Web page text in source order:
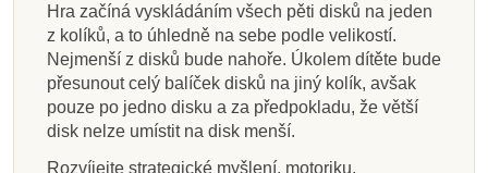
Goki Mikádo v
dřevěné krabičce, 28
cm
177 Kč197 Kč
PlanToys Pexeso -
Zvířátka
Goki Hra s mozaikou
869 Kč965 Kč
PlanToys Fotbálek
2 149 Kč
Goki Logické pexeso
- povolání
369 Kč410 Kč
PlanToys Kroket
1 060 Kč
Goki Dovednostní
hra – Balanční delfín
563 Kč626 Kč
PlanToys Pinball
2 149 Kč
Hra začíná vyskládáním všech pěti disků na jeden
z kolíků, a to úhledně na sebe podle velikostí.
Nejmenší z disků bude nahoře. Úkolem dítěte bude
přesunout celý balíček disků na jiný kolík, avšak
pouze po jedno disku a za předpokladu, že větší
disk nelze umístit na disk menší.
Rozvíjejte strategické myšlení, motoriku,